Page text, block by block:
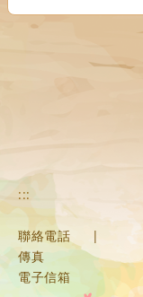
:::
聯絡電話
|
傳真
電子信箱